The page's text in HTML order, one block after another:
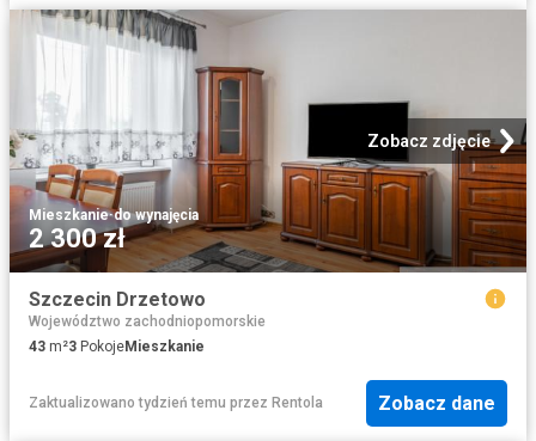
Zobacz zdjęcie
Mieszkanie·do wynajęcia
2 300 zł
Szczecin Drzetowo
Województwo zachodniopomorskie
43 m²3 PokojeMieszkanie
Zaktualizowano tydzień temu przez Rentola Zobacz dane